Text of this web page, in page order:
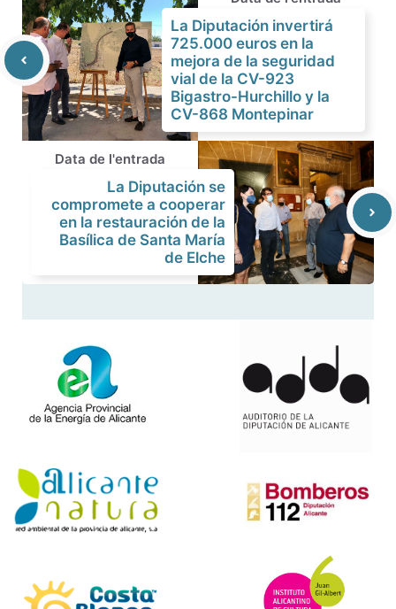
La Diputación invertirá
725.000 euros en la
mejora de la seguridad
vial de la CV-923
Bigastro-Hurchillo y la
CV-868 Montepinar
Data de l'entrada
La Diputación se
compromete a cooperar
en la restauración de la
Basílica de Santa María
de Elche